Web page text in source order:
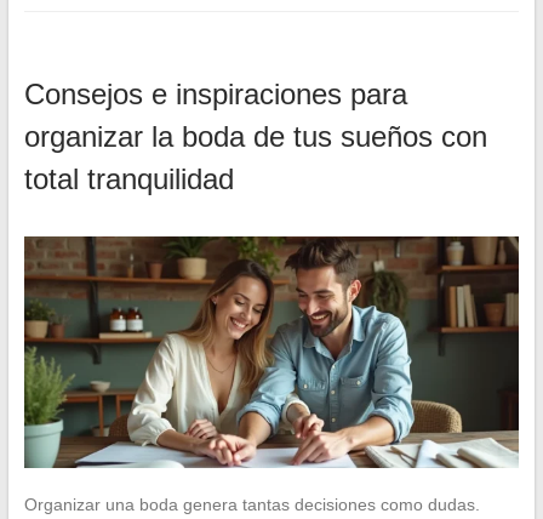
Consejos e inspiraciones para
organizar la boda de tus sueños con
total tranquilidad
Organizar una boda genera tantas decisiones como dudas.